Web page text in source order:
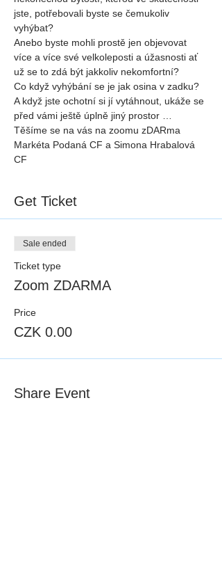
jste, potřebovali byste se čemukoliv
vyhýbat?
Anebo byste mohli prostě jen objevovat
více a více své velkoleposti a úžasnosti ať
už se to zdá být jakkoliv nekomfortní?
Co když vyhýbání se je jak osina v zadku?
A když jste ochotní si jí vytáhnout, ukáže se
před vámi ještě úplně jiný prostor …
Těšíme se na vás na zoomu zDARma
Markéta Podaná CF a Simona Hrabalová
CF
Get Ticket
Sale ended
Ticket type
Zoom ZDARMA
Price
CZK 0.00
Share Event